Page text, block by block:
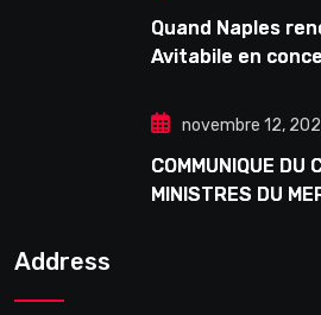
Quand Naples
Avitabile en
novembre 12,
COMMUNIQUE DU
MINISTRES DU
Address